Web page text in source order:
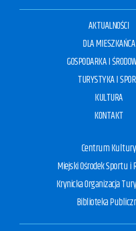
AKTUALNOŚCI
DLA MIESZKAŃCA
GOSPODARKA I
TURYSTYKA I
KULTURA
KONTAKT
Centrum Kultury
Miejski Ośrodek Sportu i
Krynicka Organizacja
Biblioteka